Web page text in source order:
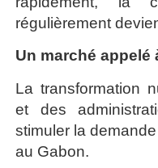
régulièrement
Un marché appelé
La transformation
et des
stimuler la
au Gabon.